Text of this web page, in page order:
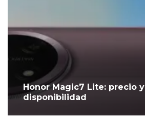
Honor Magic7 Lite: precio y
disponibilidad